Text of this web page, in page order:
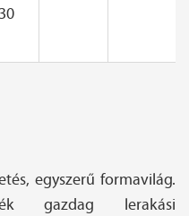
30
egyszerű formavilág.
gazdag lerakási